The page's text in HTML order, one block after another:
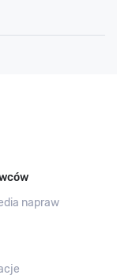
napraw